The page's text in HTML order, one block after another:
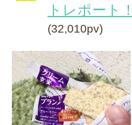
トレポート
(32,010pv)